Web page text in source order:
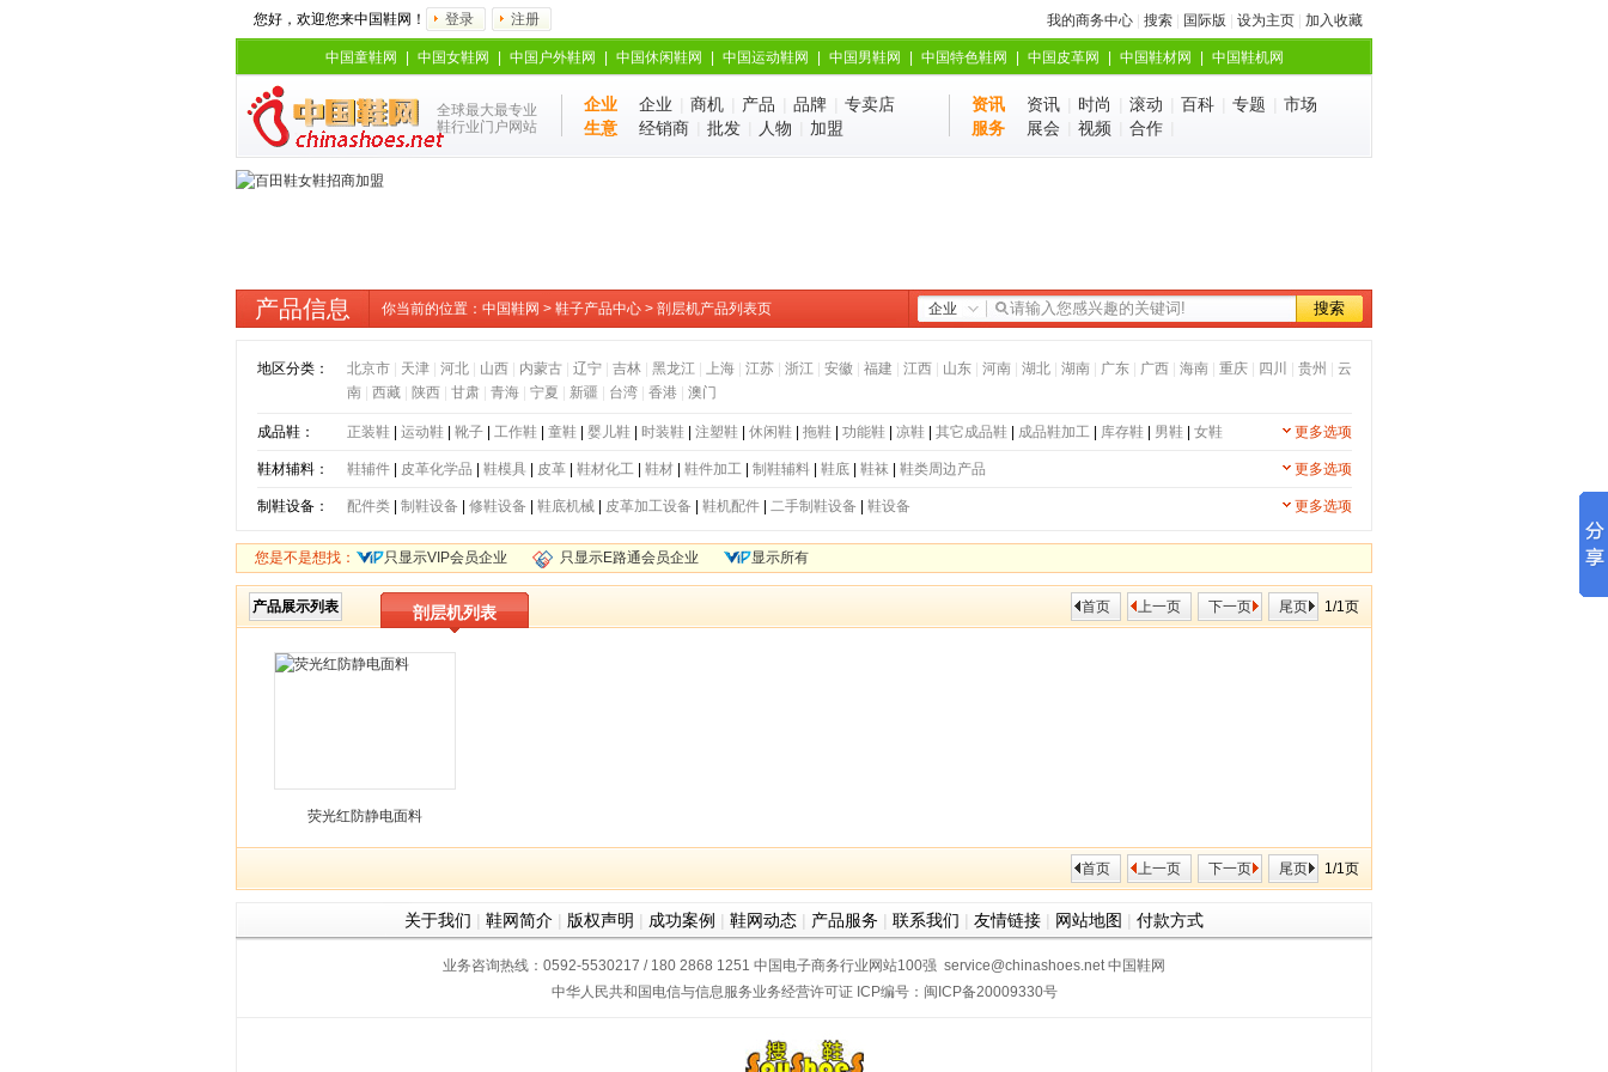
您好，欢迎您来中国鞋网！ 登录 注册 我的商务中心 搜索 国际版 设为主页 加入收藏
中国童鞋网 中国女鞋网 中国户外鞋网 中国休闲鞋网 中国运动鞋网 中国男鞋网 中国特色鞋网 中国皮革网 中国鞋材网 中国鞋机网
全球最大最专业
鞋行业门户网站
企业
生意
企业 商机 产品 品牌
专卖店
经销商
批发 人物 加盟
资讯
服务
资讯 时尚 滚动 百科 专题
市场
展会
视频 合作
产品信息 你当前的位置： 中国鞋网 > 鞋子产品中心 > 剖层机产品列表页 企业
地区分类： 北京市| 天津| 河北| 山西| 内蒙古| 辽宁| 吉林| 黑龙江 上海| 江苏| 浙江 安徽| 福建 江西| 山东| 河南| 湖北| 湖南| 广东| 广西| 海南| 重庆| 四川 贵州
云
南| 西藏| 陕西| 甘肃| 青海| 宁夏 新疆 台湾| 香港| 澳门
成品鞋： 更多选项
正装鞋| 运动鞋| 靴子| 工作鞋| 童鞋| 婴儿鞋| 时装鞋| 注塑鞋| 休闲鞋| 拖鞋| 功能鞋| 凉鞋| 其它成品鞋| 成品鞋加工| 库存鞋| 男鞋| 女鞋
鞋材辅料： 更多选项
鞋辅件| 皮革化学品 鞋模具 皮革| 鞋材化工| 鞋材| 鞋件加工| 制鞋辅料| 鞋底| 鞋袜| 鞋类周边产品
制鞋设备： 更多选项
配件类| 制鞋设备 修鞋设备 鞋底机械| 皮革加工设备 鞋机配件| 二手制鞋设备 鞋设备
您是不是想找： 只显示VIP会员企业 只显示E路通会员企业 显示所有
产品展示列表 剖层机列表 首页 上一页 下一页 尾页 1/1页
荧光红防静电面料
首页 上一页 下一页 尾页 1/1页
关于我们 | 鞋网简介 | 版权声明 | 成功案例 | 鞋网动态 | 产品服务 | 联系我们 | 友情链接 | 网站地图 | 付款方式
业务咨询热线：0592-5530217 / 180 2868 1251 中国电子商务行业网站100强 service@chinashoes.net 中国鞋网
中华人民共和国电信与信息服务业务经营许可证ICP编号： 闽ICP备20009330号